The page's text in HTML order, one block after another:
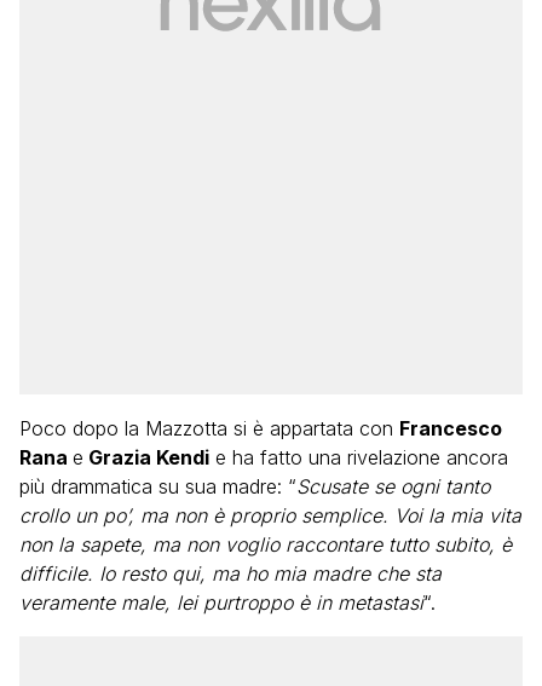
Poco dopo la Mazzotta si è appartata con Francesco
Rana e Grazia Kendi e ha fatto una rivelazione ancora
più drammatica su sua madre: “Scusate se ogni tanto
crollo un po’, ma non è proprio semplice. Voi la mia vita
non la sapete, ma non voglio raccontare tutto subito, è
difficile. Io resto qui, ma ho mia madre che sta
veramente male, lei purtroppo è in metastasi“.